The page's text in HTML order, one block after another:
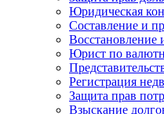
Юридическая
Составление и
Восстановление
Юрист по
Регистрация
Защита прав
Взыскание